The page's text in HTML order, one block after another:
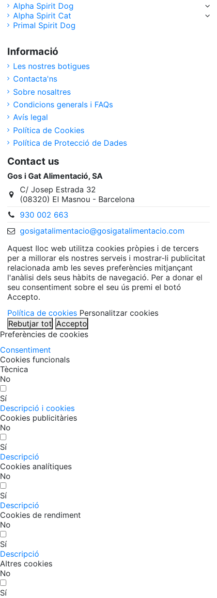
Alpha Spirit Dog
Alpha Spirit Cat
Primal Spirit Dog
Informació
Les nostres botigues
Contacta'ns
Sobre nosaltres
Condicions generals i FAQs
Avís legal
Política de Cookies
Política de Protecció de Dades
Contact us
Gos i Gat Alimentació, SA
C/ Josep Estrada 32
(08320) El Masnou - Barcelona
930 002 663
gosigatalimentacio@gosigatalimentacio.com
Aquest lloc web utilitza cookies pròpies i de tercers
per a millorar els nostres serveis i mostrar-li publicitat
relacionada amb les seves preferències mitjançant
l'anàlisi dels seus hàbits de navegació. Per a donar el
seu consentiment sobre el seu ús premi el botó
Accepto.
Política de cookies Personalitzar cookies
Rebutjar tot Accepto
Preferències de cookies
Consentiment
Cookies funcionals
Tècnica
No
Sí
Descripció i cookies
Cookies publicitàries
No
Sí
Descripció
Cookies analítiques
No
Sí
Descripció
Cookies de rendiment
No
Sí
Descripció
Altres cookies
No
Sí